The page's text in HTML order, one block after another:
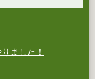
ました！